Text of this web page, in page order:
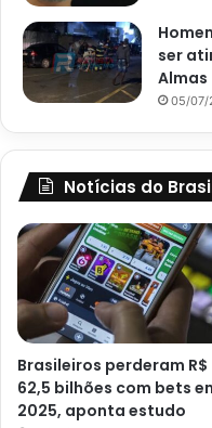
ser
Almas
05/07/
Notícias do
Brasileiros perderam R$
62,5 bilhões com bets
2025, aponta estudo